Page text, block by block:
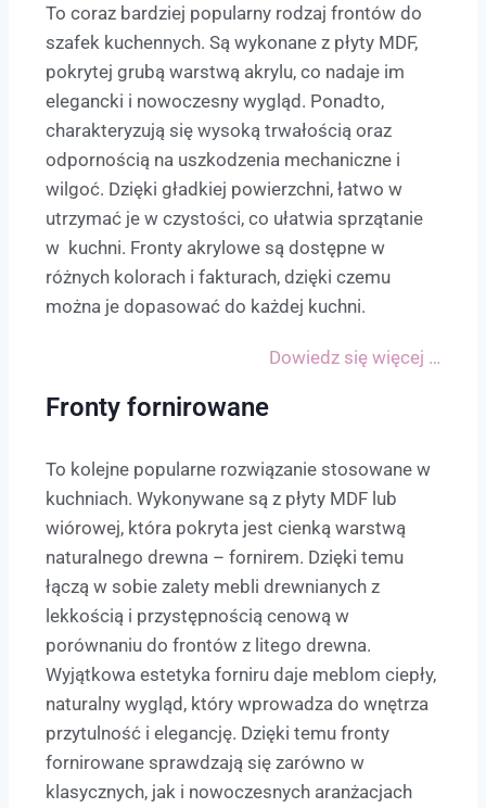
To coraz bardziej popularny rodzaj frontów do
szafek kuchennych. Są wykonane z płyty MDF,
pokrytej grubą warstwą akrylu, co nadaje im
elegancki i nowoczesny wygląd. Ponadto,
charakteryzują się wysoką trwałością oraz
odpornością na uszkodzenia mechaniczne i
wilgoć. Dzięki gładkiej powierzchni, łatwo w
utrzymać je w czystości, co ułatwia sprzątanie
w kuchni. Fronty akrylowe są dostępne w
różnych kolorach i fakturach, dzięki czemu
można je dopasować do każdej kuchni.
Dowiedz się więcej …
Fronty fornirowane
To kolejne popularne rozwiązanie stosowane w
kuchniach. Wykonywane są z płyty MDF lub
wiórowej, która pokryta jest cienką warstwą
naturalnego drewna – fornirem. Dzięki temu
łączą w sobie zalety mebli drewnianych z
lekkością i przystępnością cenową w
porównaniu do frontów z litego drewna.
Wyjątkowa estetyka forniru daje meblom ciepły,
naturalny wygląd, który wprowadza do wnętrza
przytulność i elegancję. Dzięki temu fronty
fornirowane sprawdzają się zarówno w
klasycznych, jak i nowoczesnych aranżacjach